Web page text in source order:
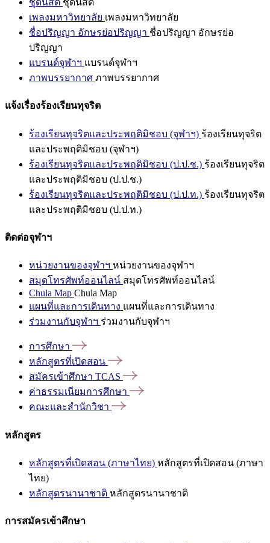
ชุดนิสิต ชุดนิสิต
เพลงมหาวิทยาลัย เพลงมหาวิทยาลัย
ชื่อปริญญา อักษรย่อปริญญา ชื่อปริญญา อักษรย่อ
ปริญญา
แบรนด์จุฬาฯ แบรนด์จุฬาฯ
ภาพบรรยากาศ ภาพบรรยากาศ
แจ้งเรื่องร้องเรียนทุจริต
ร้องเรียนทุจริตและประพฤติมิชอบ (จุฬาฯ) ร้องเรียนทุจริต
และประพฤติมิชอบ (จุฬาฯ)
ร้องเรียนทุจริตและประพฤติมิชอบ (ป.ป.ช.) ร้องเรียนทุจริต
และประพฤติมิชอบ (ป.ป.ช.)
ร้องเรียนทุจริตและประพฤติมิชอบ (ป.ป.ท.) ร้องเรียนทุจริต
และประพฤติมิชอบ (ป.ป.ท.)
ติดต่อจุฬาฯ
หน่วยงานของจุฬาฯ หน่วยงานของจุฬาฯ
สมุดโทรศัพท์ออนไลน์ สมุดโทรศัพท์ออนไลน์
Chula Map Chula Map
แผนที่และการเดินทาง แผนที่และการเดินทาง
ร่วมงานกับจุฬาฯ ร่วมงานกับจุฬาฯ
การศึกษา
หลักสูตรที่เปิดสอน
สมัครเข้าศึกษา TCAS
ค่าธรรมเนียมการศึกษา
คณะและสำนักวิชา
หลักสูตร
หลักสูตรที่เปิดสอน (ภาษาไทย) หลักสูตรที่เปิดสอน (ภาษา
ไทย)
หลักสูตรนานาชาติ หลักสูตรนานาชาติ
การสมัครเข้าศึกษา